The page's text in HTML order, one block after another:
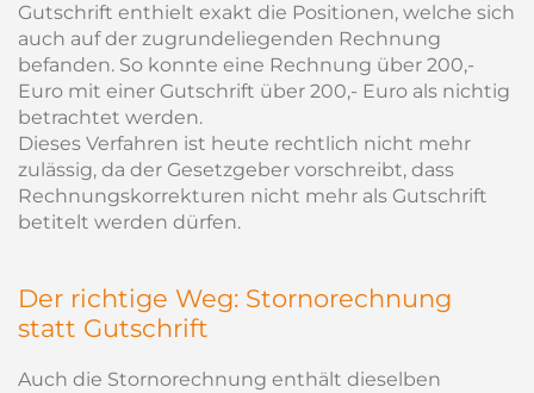
Gutschrift enthielt exakt die Positionen, welche sich
auch auf der zugrundeliegenden Rechnung
befanden. So konnte eine Rechnung über 200,-
Euro mit einer Gutschrift über 200,- Euro als nichtig
betrachtet werden.
Dieses Verfahren ist heute rechtlich nicht mehr
zulässig, da der Gesetzgeber vorschreibt, dass
Rechnungskorrekturen nicht mehr als Gutschrift
betitelt werden dürfen.
Der richtige Weg: Stornorechnung
statt Gutschrift
Auch die Stornorechnung enthält dieselben